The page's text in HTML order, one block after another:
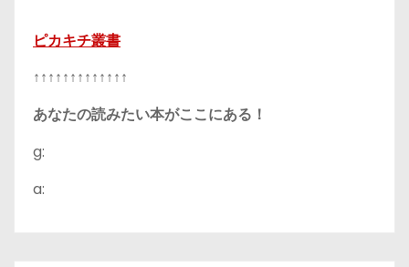
ピカキチ叢書
↑↑↑↑↑↑↑↑↑↑↑↑↑
あなたの読みたい本がここにある！
g:
a: